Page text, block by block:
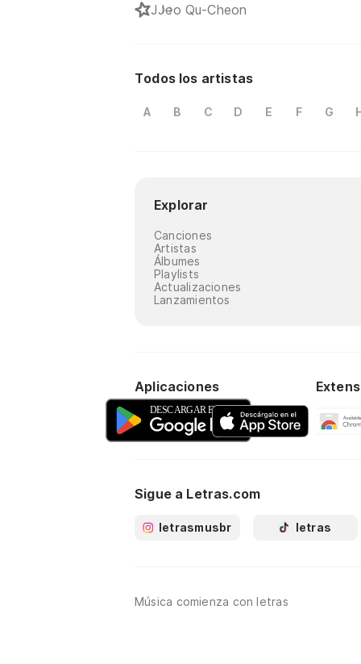
JJeo Qu-Cheon
Todos los artistas
A B C D E F G
Explorar
Canciones
Artistas
Álbumes
Playlists
Actualizaciones
Lanzamientos
Aplicaciones
Sigue a Letras.com
letrasmusbr letras
Música comienza con letras